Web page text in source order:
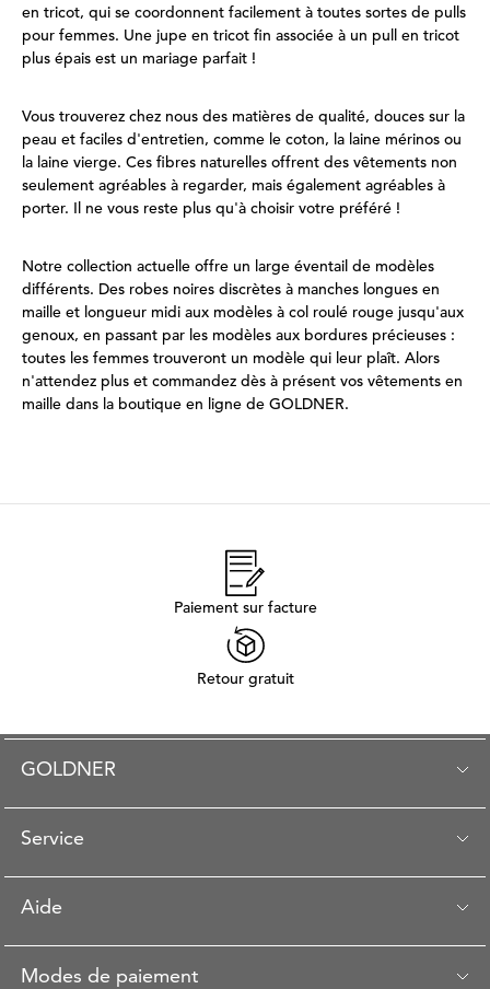
en tricot, qui se coordonnent facilement à toutes sortes de pulls
pour femmes. Une jupe en tricot fin associée à un pull en tricot
plus épais est un mariage parfait !
Vous trouverez chez nous des matières de qualité, douces sur la
peau et faciles d'entretien, comme le coton, la laine mérinos ou
la laine vierge. Ces fibres naturelles offrent des vêtements non
seulement agréables à regarder, mais également agréables à
porter. Il ne vous reste plus qu'à choisir votre préféré !
Notre collection actuelle offre un large éventail de modèles
différents. Des robes noires discrètes à manches longues en
maille et longueur midi aux modèles à col roulé rouge jusqu'aux
genoux, en passant par les modèles aux bordures précieuses :
toutes les femmes trouveront un modèle qui leur plaît. Alors
n'attendez plus et commandez dès à présent vos vêtements en
maille dans la boutique en ligne de GOLDNER.
Paiement sur facture
Retour gratuit
GOLDNER
Service
Aide
Modes de paiement